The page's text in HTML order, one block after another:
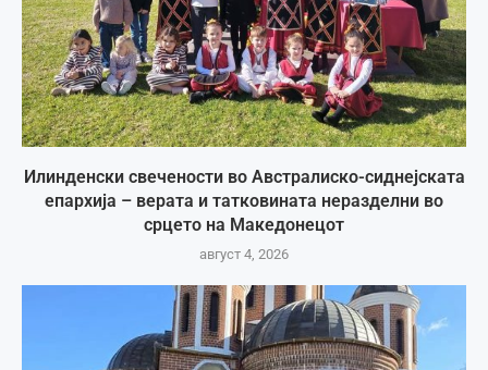
Илинденски свечености во Австралиско-сиднејската
епархија – верата и татковината неразделни во
срцето на Македонецот
август 4, 2026